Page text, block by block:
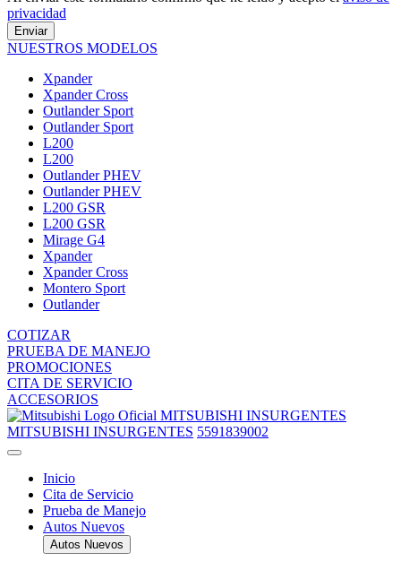
privacidad
Enviar
NUESTROS MODELOS
Xpander
Xpander Cross
Outlander Sport
Outlander Sport
L200
L200
Outlander PHEV
Outlander PHEV
L200 GSR
L200 GSR
Mirage G4
Xpander
Xpander Cross
Montero Sport
Outlander
COTIZAR
PRUEBA DE MANEJO
PROMOCIONES
CITA DE SERVICIO
ACCESORIOS
MITSUBISHI INSURGENTES
MITSUBISHI INSURGENTES 5591839002
Inicio
Cita de Servicio
Prueba de Manejo
Autos Nuevos
Autos Nuevos